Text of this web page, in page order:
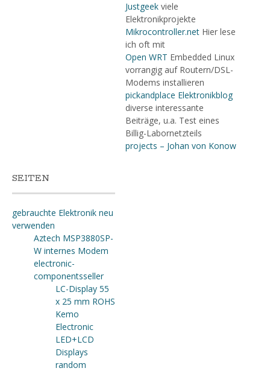
Justgeekviele
Elektronikprojekte
Mikrocontroller.netHier lese
ich oft mit
Open WRT Embedded Linux
vorrangig auf Routern/DSL-
Modems installieren
pickandplace Elektronikblog
diverse interessante
Beiträge, u.a. Test eines
Billig-Labornetzteils
projects – Johan von Konow
SEITEN
gebrauchte Elektronik neu
verwenden
Aztech MSP3880SP-
W internes Modem
electronic-
componentsseller
LC-Display 55
x 25 mm ROHS
Kemo
Electronic
LED+LCD
Displays
random